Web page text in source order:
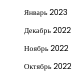
Январь 2023
Декабрь 2022
Ноябрь 2022
Октябрь 2022